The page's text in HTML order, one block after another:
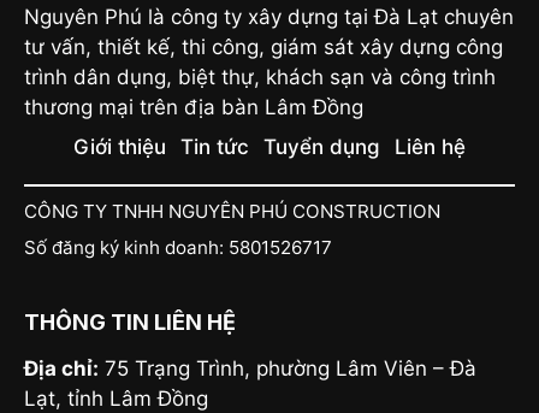
Nguyên Phú là công ty xây dựng tại Đà Lạt chuyên
tư vấn, thiết kế, thi công, giám sát xây dựng công
trình dân dụng, biệt thự, khách sạn và công trình
thương mại trên địa bàn Lâm Đồng
Giới thiệu
Tin tức Tuyển dụng Liên hệ
CÔNG TY TNHH NGUYÊN PHÚ CONSTRUCTION
Số đăng ký kinh doanh: 5801526717
THÔNG TIN LIÊN HỆ
Địa chỉ: 75 Trạng Trình, phường Lâm Viên – Đà
Lạt, tỉnh Lâm Đồng